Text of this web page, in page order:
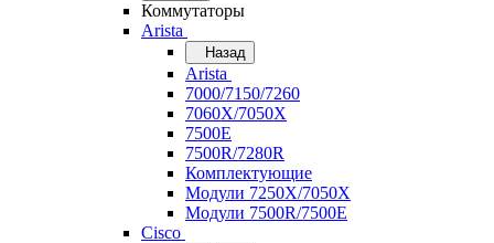
Коммутаторы
Arista
Назад
Arista
7000/7150/7260
7060X/7050X
7500E
7500R/7280R
Комплектующие
Модули 7250X/7050X
Модули 7500R/7500E
Cisco